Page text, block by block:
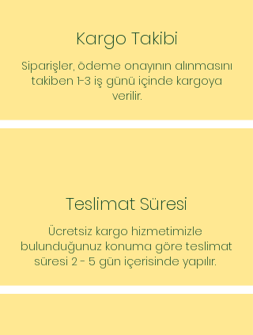
Kargo Takibi
Siparişler, ödeme onayının alınmasını
takiben 1-3 iş günü içinde kargoya
verilir.
Teslimat Süresi
Ücretsiz kargo hizmetimizle
bulunduğunuz konuma göre teslimat
süresi 2 - 5 gün içerisinde yapılır.